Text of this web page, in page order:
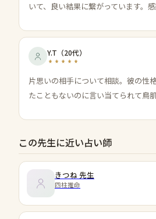
いて、良い結果に繋がっています。
Y.T （20代）
片思いの相手について相談。彼の性
たこともないのに言い当てられて鳥肌
この先生に近い占い師
きつね 先生
四柱推命